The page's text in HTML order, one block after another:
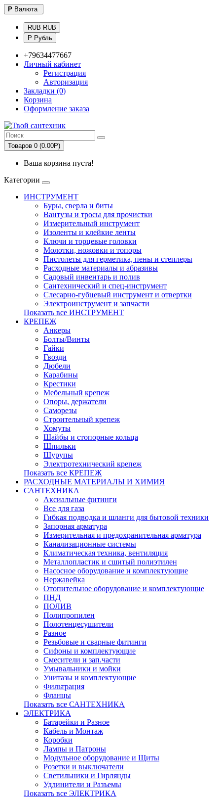
Р Валюта
RUB RUB
Р Рубль
+79634477667
Личный кабинет
Регистрация
Авторизация
Закладки (0)
Корзина
Оформление заказа
Товаров 0 (0.00Р)
Ваша корзина пуста!
Категории
ИНСТРУМЕНТ
Буры, сверла и биты
Вантузы и тросы для прочистки
Измерительный инструмент
Изоленты и клейкие ленты
Ключи и торцевые головки
Молотки, ножовки и топоры
Пистолеты для герметика, пены и степлеры
Расходные материалы и абразивы
Садовый инвентарь и полив
Сантехнический и спец-инструмент
Слесарно-губцевый инструмент и отвертки
Электроинструмент и запчасти
Показать все ИНСТРУМЕНТ
КРЕПЕЖ
Анкеры
Болты/Винты
Гайки
Гвозди
Дюбели
Карабины
Крестики
Мебельный крепеж
Опоры, держатели
Саморезы
Строительный крепеж
Хомуты
Шайбы и стопорные кольца
Шпильки
Шурупы
Электротехнический крепеж
Показать все КРЕПЕЖ
РАСХОДНЫЕ МАТЕРИАЛЫ И ХИМИЯ
САНТЕХНИКА
Аксиальные фитинги
Все для газа
Гибкая подводка и шланги для бытовой техники
Запорная арматура
Измерительная и предохранительная арматура
Канализационные системы
Климатическая техника, вентиляция
Металлопластик и сшитый полиэтилен
Насосное оборудование и комплектующие
Нержавейка
Отопительное оборудование и комплектующие
ПНД
ПОЛИВ
Полипропилен
Полотенцесушители
Разное
Резьбовые и сварные фитинги
Сифоны и комплектующие
Смесители и зап.части
Умывальники и мойки
Унитазы и комплектующие
Фильтрация
Фланцы
Показать все САНТЕХНИКА
ЭЛЕКТРИКА
Батарейки и Разное
Кабель и Монтаж
Коробки
Лампы и Патроны
Модульное оборудование и Щиты
Розетки и выключатели
Светильники и Гирлянды
Удлинители и Разъемы
Показать все ЭЛЕКТРИКА